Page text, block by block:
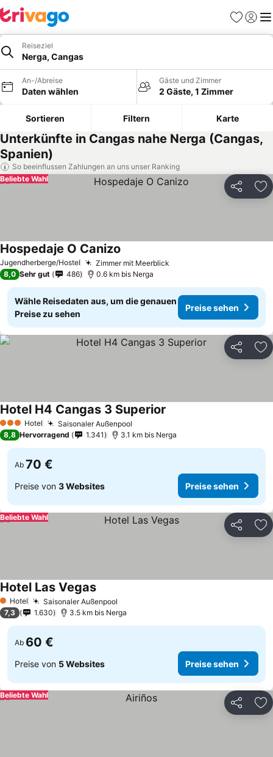
Favoriten
Reiseziel
Nerga, Cangas
An-/Abreise
Daten wählen
Gäste und Zimmer
2 Gäste, 1 Zimmer
Sortieren Filtern Karte
Unterkünfte in Cangas nahe Nerga (Cangas,
Spanien)
So beeinflussen Zahlungen an uns unser Ranking
Teilen
Beliebte Wahl
Jugendherberge/Hostel Zimmer mit Meerblick
Hospedaje O Canizo
8,0 Sehr gut 486 0.6 km bis Nerga
Wähle Reisedaten aus, um die genauen
Preise zu sehen
Preise sehen
Teilen
3 SterneHotel Saisonaler Außenpool
Hotel H4 Cangas 3 Superior
8,8 Hervorragend 1.341 3.1 km bis Nerga
Ab 70 €
Preise von 3 Websites Preise sehen
Teilen
Beliebte Wahl
1 Sterne
Hotel Saisonaler Außenpool
Hotel Las Vegas
7,3 1.630 3.5 km bis Nerga
Ab 60 €
Preise von 5 Websites Preise sehen
Teilen
Beliebte Wahl